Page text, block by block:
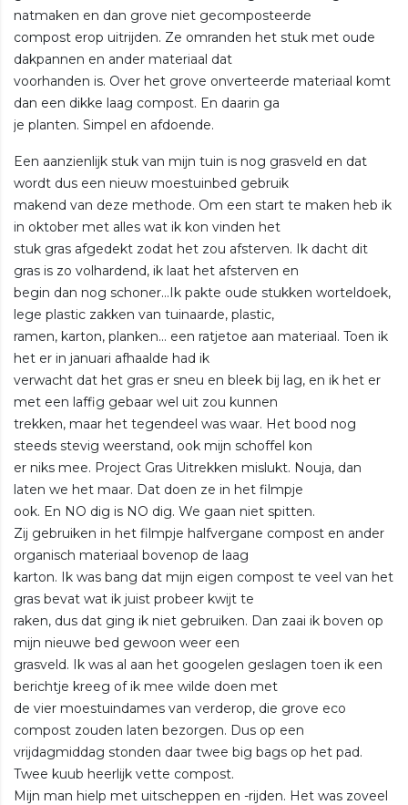
natmaken en dan grove niet gecomposteerde
compost erop uitrijden. Ze omranden het stuk met oude
dakpannen en ander materiaal dat
voorhanden is. Over het grove onverteerde materiaal komt
dan een dikke laag compost. En daarin ga
je planten. Simpel en afdoende.
Een aanzienlijk stuk van mijn tuin is nog grasveld en dat
wordt dus een nieuw moestuinbed gebruik
makend van deze methode. Om een start te maken heb ik
in oktober met alles wat ik kon vinden het
stuk gras afgedekt zodat het zou afsterven. Ik dacht dit
gras is zo volhardend, ik laat het afsterven en
begin dan nog schoner…Ik pakte oude stukken worteldoek,
lege plastic zakken van tuinaarde, plastic,
ramen, karton, planken… een ratjetoe aan materiaal. Toen ik
het er in januari afhaalde had ik
verwacht dat het gras er sneu en bleek bij lag, en ik het er
met een laffig gebaar wel uit zou kunnen
trekken, maar het tegendeel was waar. Het bood nog
steeds stevig weerstand, ook mijn schoffel kon
er niks mee. Project Gras Uitrekken mislukt. Nouja, dan
laten we het maar. Dat doen ze in het filmpje
ook. En NO dig is NO dig. We gaan niet spitten.
Zij gebruiken in het filmpje halfvergane compost en ander
organisch materiaal bovenop de laag
karton. Ik was bang dat mijn eigen compost te veel van het
gras bevat wat ik juist probeer kwijt te
raken, dus dat ging ik niet gebruiken. Dan zaai ik boven op
mijn nieuwe bed gewoon weer een
grasveld. Ik was al aan het googelen geslagen toen ik een
berichtje kreeg of ik mee wilde doen met
de vier moestuindames van verderop, die grove eco
compost zouden laten bezorgen. Dus op een
vrijdagmiddag stonden daar twee big bags op het pad.
Twee kuub heerlijk vette compost.
Mijn man hielp met uitscheppen en -rijden. Het was zoveel